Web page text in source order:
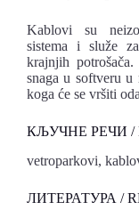
Kablovi su
sistema i služe
krajnjih
snaga u softveru u
koga će se vršiti
КЉУЧНЕ РЕЧИ /
vetroparkovi,
ЛИТЕРАТУРА /